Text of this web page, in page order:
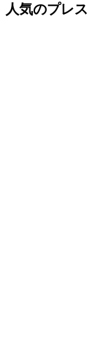
人気のプレ